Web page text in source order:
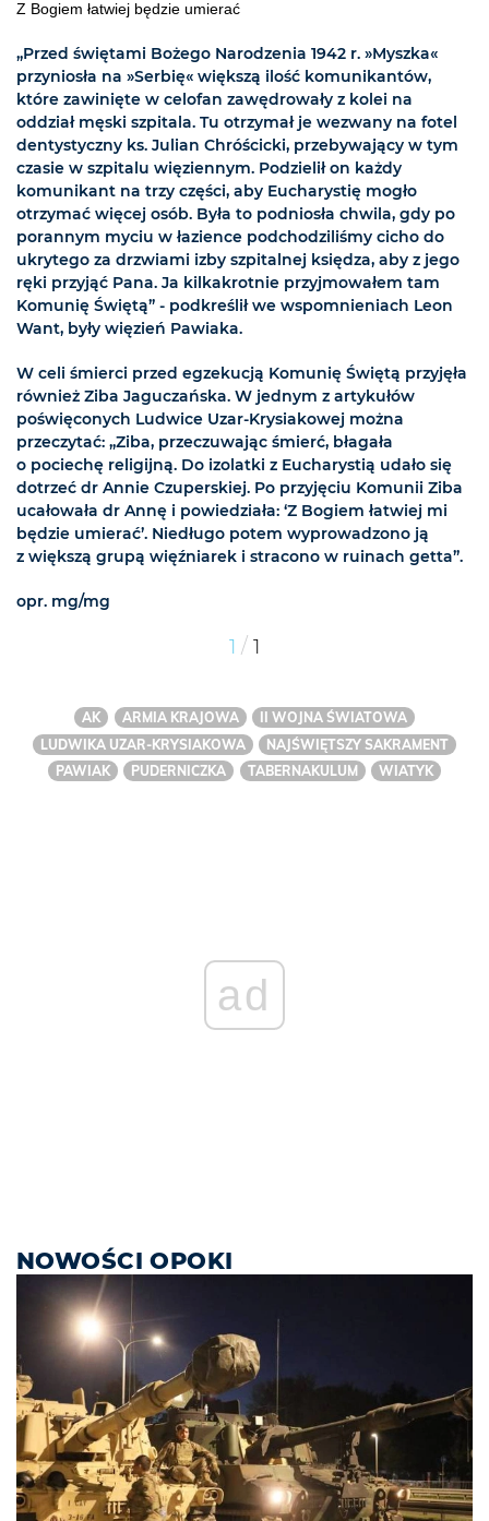
Z Bogiem łatwiej będzie umierać
„Przed świętami Bożego Narodzenia 1942 r. »Myszka«
przyniosła na »Serbię« większą ilość komunikantów,
które zawinięte w celofan zawędrowały z kolei na
oddział męski szpitala. Tu otrzymał je wezwany na fotel
dentystyczny ks. Julian Chróścicki, przebywający w tym
czasie w szpitalu więziennym. Podzielił on każdy
komunikant na trzy części, aby Eucharystię mogło
otrzymać więcej osób. Była to podniosła chwila, gdy po
porannym myciu w łazience podchodziliśmy cicho do
ukrytego za drzwiami izby szpitalnej księdza, aby z jego
ręki przyjąć Pana. Ja kilkakrotnie przyjmowałem tam
Komunię Świętą” - podkreślił we wspomnieniach Leon
Want, były więzień Pawiaka.
W celi śmierci przed egzekucją Komunię Świętą przyjęła
również Ziba Jaguczańska. W jednym z artykułów
poświęconych Ludwice Uzar-Krysiakowej można
przeczytać: „Ziba, przeczuwając śmierć, błagała
o pociechę religijną. Do izolatki z Eucharystią udało się
dotrzeć dr Annie Czuperskiej. Po przyjęciu Komunii Ziba
ucałowała dr Annę i powiedziała: ‘Z Bogiem łatwiej mi
będzie umierać’. Niedługo potem wyprowadzono ją
z większą grupą więźniarek i stracono w ruinach getta”.
opr. mg/mg
1 / 1
AK ARMIA KRAJOWA
II WOJNA ŚWIATOWA
LUDWIKA UZAR-KRYSIAKOWA
NAJŚWIĘTSZY SAKRAMENT
PAWIAK
PUDERNICZKA TABERNAKULUM WIATYK
ad
NOWOŚCI OPOKI